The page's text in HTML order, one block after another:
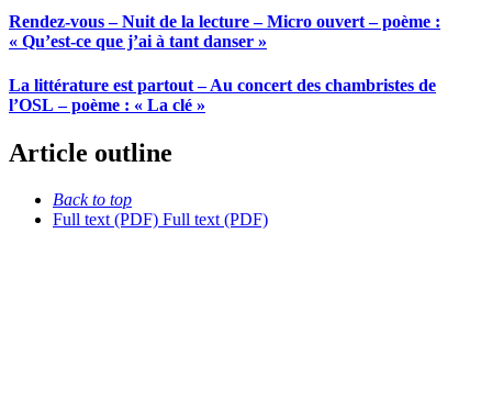
Rendez-vous – Nuit de la lecture – Micro ouvert – poème :
« Qu’est-ce que j’ai à tant danser »
La littérature est partout – Au concert des chambristes de
l’OSL – poème : « La clé »
Article outline
Back to top
Full text (PDF) Full text (PDF)